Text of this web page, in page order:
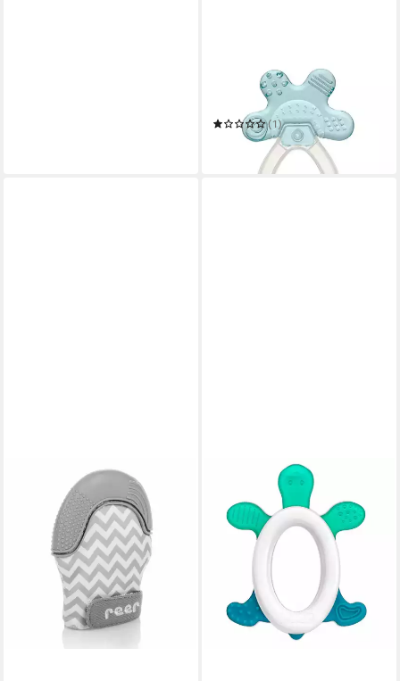
Beißring Bite&Cool
Kühlbeißring 3m+
(1)
4,99 €
in 2-3 Werktagen bei dir